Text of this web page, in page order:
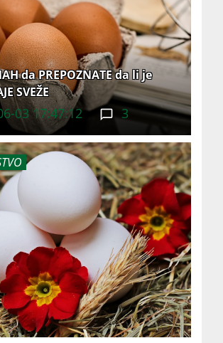
da PREPOZNATE da li je
SVEŽE
03 17:47:12 3